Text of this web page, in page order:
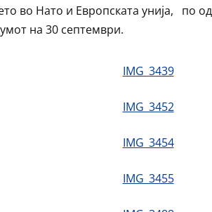
во Нато и Европската унија, по
на 30 септември.